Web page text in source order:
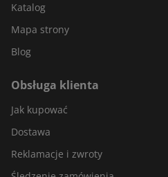
Katalog
Mapa strony
Blog
Obsługa klienta
Jak kupować
Dostawa
Reklamacje i zwroty